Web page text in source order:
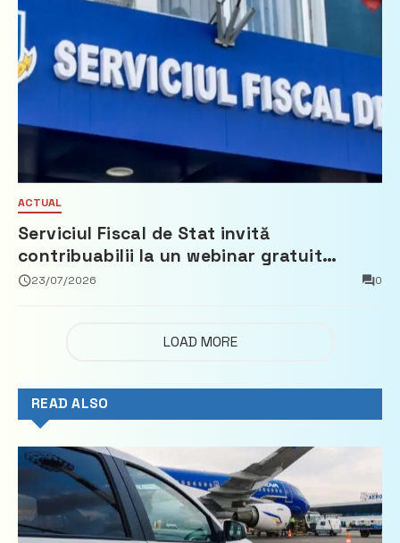
ACTUAL
Serviciul Fiscal de Stat invită
contribuabilii la un webinar gratuit
privind calculul impozitului pe bunurile
23/07/2026 0
LOAD MORE
READ ALSO